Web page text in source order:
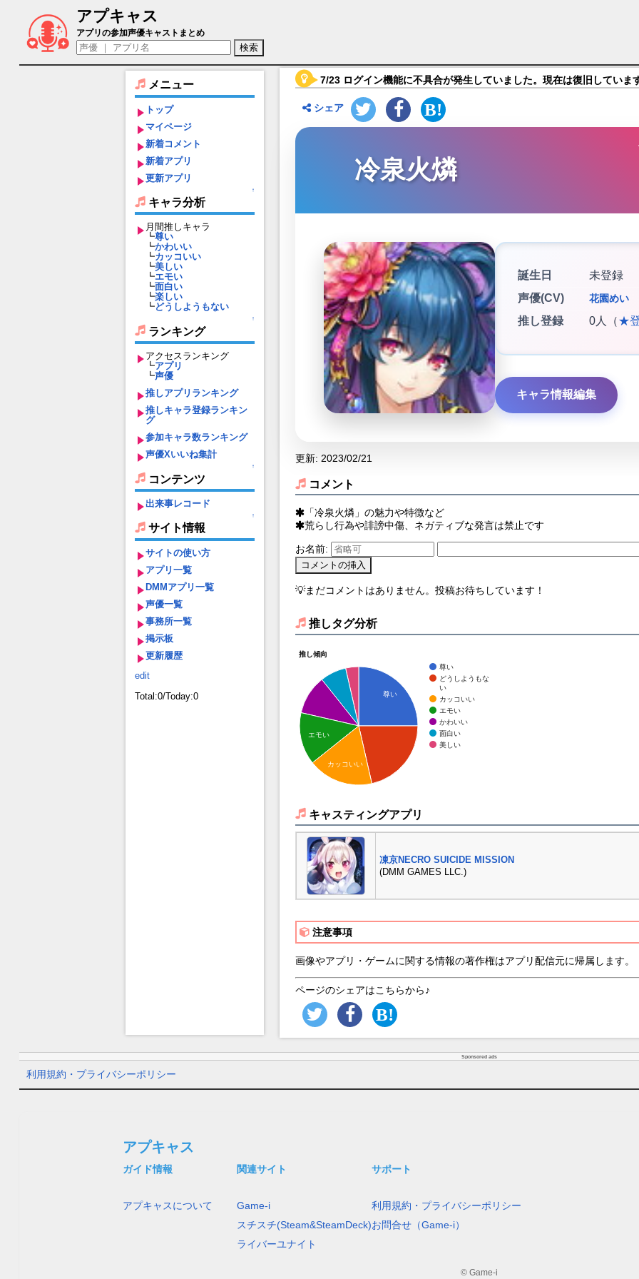
アプキャス
冷泉火燐（声優：花園めい)【凍京NECRO SUICIDE MISSION】キャラ紹介
アプリの参加声優キャストまとめ
メニュー
トップ
マイページ
新着コメント
新着アプリ
更新アプリ
↑
キャラ分析
月間推しキャラ
┗尊い
┗かわいい
┗カッコいい
┗美しい
┗エモい
┗面白い
┗楽しい
┗どうしようもない
↑
ランキング
アクセスランキング
┗アプリ
┗声優
推しアプリランキング
推しキャラ登録ランキン
グ
参加キャラ数ランキング
声優Xいいね集計
↑
コンテンツ
出来事レコード
↑
サイト情報
サイトの使い方
アプリ一覧
DMMアプリ一覧
声優一覧
事務所一覧
掲示板
更新履歴
edit
Total:0/Today:0
7/23 ログイン機能に不具合が発生していました。現在は復旧していま
シェア
冷泉火燐
誕生日
未登録
声優(CV)
花園めい
推し登録 0人（★
キャラ情報編集
更新: 2023/02/21
コメント
「冷泉火燐」の魅力や特徴など
荒らし行為や誹謗中傷、ネガティブな発言は禁止です
お名前:
💡まだコメントはありません。投稿お待ちしています！
推しタグ分析
推し傾向
尊い
どうしようもな
い
カッコいい
エモい
かわいい
面白い
美しい
尊い
エモい
カッコいい
キャスティングアプリ
凍京NECRO SUICIDE MISSION
(DMM GAMES LLC.)
注意事項
画像やアプリ・ゲームに関する情報の著作権はアプリ配信元に帰属します。
ページのシェアはこちらから♪
Sponsored ads
利用規約・プライバシーポリシー
アプキャス
ガイド情報
アプキャスについて
関連サイト
Game-i
スチスチ(Steam&SteamDeck)
ライバーユナイト
サポート
利用規約・プライバシーポリシー
お問合せ（Game-i）
© Game-i